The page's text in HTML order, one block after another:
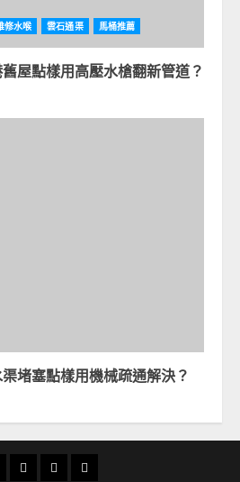
修水喉 雲石通渠 馬桶推薦
屋點樣用高壓水槍翻新管道？
堵塞點樣用機械疏通解決？
通 通 24